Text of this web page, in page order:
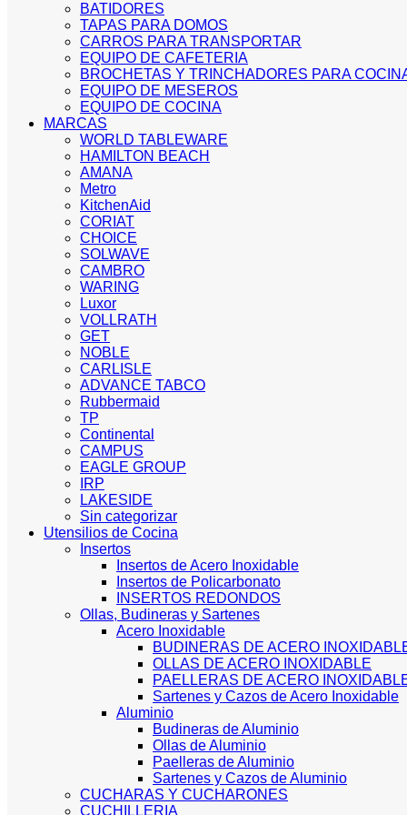
BATIDORES
TAPAS PARA DOMOS
CARROS PARA TRANSPORTAR
EQUIPO DE CAFETERIA
BROCHETAS Y TRINCHADORES PARA
EQUIPO DE MESEROS
EQUIPO DE COCINA
MARCAS
WORLD TABLEWARE
HAMILTON BEACH
AMANA
Metro
KitchenAid
CORIAT
CHOICE
SOLWAVE
CAMBRO
WARING
Luxor
VOLLRATH
GET
NOBLE
CARLISLE
ADVANCE TABCO
Rubbermaid
TP
Continental
CAMPUS
EAGLE GROUP
IRP
LAKESIDE
Sin categorizar
Utensilios de Cocina
Insertos
Insertos de Acero Inoxidable
Insertos de Policarbonato
INSERTOS REDONDOS
Ollas, Budineras y Sartenes
Acero Inoxidable
BUDINERAS DE ACERO
OLLAS DE ACERO INOXIDABLE
PAELLERAS DE ACERO
Sartenes y Cazos de Acero Inoxidable
Aluminio
Budineras de Aluminio
Ollas de Aluminio
Paelleras de Aluminio
Sartenes y Cazos de Aluminio
CUCHARAS Y CUCHARONES
CUCHILLERIA